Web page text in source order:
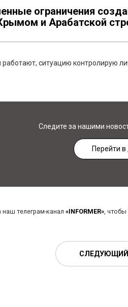
ограничения
и Арабатской
ситуацию контролирую
Следите за нашими
Перейти
телеграм-канал «INFORMER», чтобы
СЛЕДУЮЩИЙ